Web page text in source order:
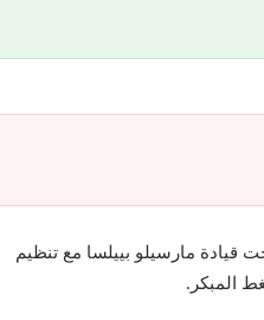
قيادة مارسيلو بييلسا مع تنظيم
المبكر.